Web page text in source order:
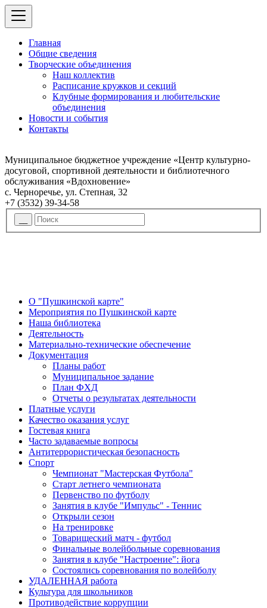
Главная
Общие сведения
Творческие объединения
Наш коллектив
Расписание кружков и секций
Клубные формирования и любительские
объединения
Новости и события
Контакты
Муниципальное бюджетное учреждение «Центр культурно-
досуговой, спортивной деятельности и библиотечного
обслуживания «Вдохновение»
с. Черноречье, ул. Степная, 32
+7 (3532) 39-34-58
О "Пушкинской карте"
Мероприятия по Пушкинской карте
Наша библиотека
Деятельность
Материально-технические обеспечение
Документация
Планы работ
Муниципальное задание
План ФХД
Отчеты о результатах деятельности
Платные услуги
Качество оказания услуг
Гостевая книга
Часто задаваемые вопросы
Антитеррористическая безопасность
Спорт
Чемпионат "Мастерская Футбола"
Старт летнего чемпионата
Первенство по футболу
Занятия в клубе "Импульс" - Теннис
Открыли сезон
На тренировке
Товарищеский матч - футбол
Финальные волейбольные соревнования
Занятия в клубе "Настроение": йога
Состоялись соревнования по волейболу
УДАЛЕННАЯ работа
Культура для школьников
Противодействие коррупции